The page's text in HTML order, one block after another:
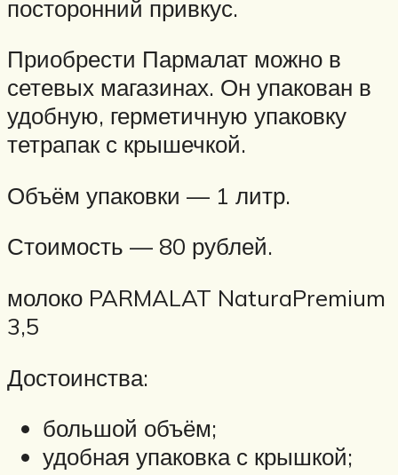
посторонний привкус.
Приобрести Пармалат можно в
сетевых магазинах. Он упакован в
удобную, герметичную упаковку
тетрапак с крышечкой.
Объём упаковки — 1 литр.
Стоимость — 80 рублей.
молоко PARMALAT NaturaPremium
3,5
Достоинства:
большой объём;
удобная упаковка с крышкой;